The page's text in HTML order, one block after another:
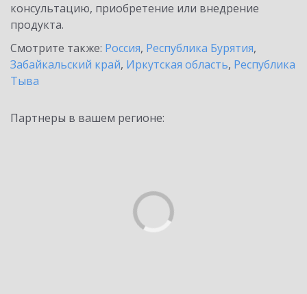
консультацию, приобретение или внедрение
продукта.
Смотрите также: Россия, Республика Бурятия,
Забайкальский край, Иркутская область, Республика
Тыва
Партнеры в вашем регионе: